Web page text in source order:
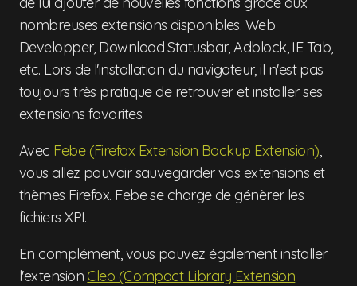
nombreuses extensions disponibles. Web
Developper, Download Statusbar, Adblock, IE Tab,
etc. Lors de l'installation du navigateur, il n'est pas
toujours très pratique de retrouver et installer ses
extensions favorites.
Avec Febe (Firefox Extension Backup Extension),
vous allez pouvoir sauvegarder vos extensions et
thèmes Firefox. Febe se charge de génèrer les
fichiers XPI.
En complément, vous pouvez également installer
l'extension Cleo (Compact Library Extension